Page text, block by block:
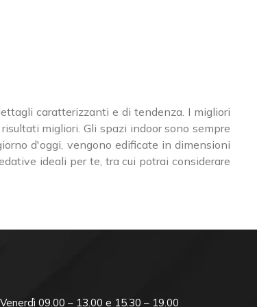
caratterizzanti e di tendenza. I migliori
migliori. Gli spazi indoor sono sempre
d'oggi, vengono edificate in dimensioni
ideali per te, tra cui potrai considerare
09.00 – 13.00 e 15.30 – 19.00